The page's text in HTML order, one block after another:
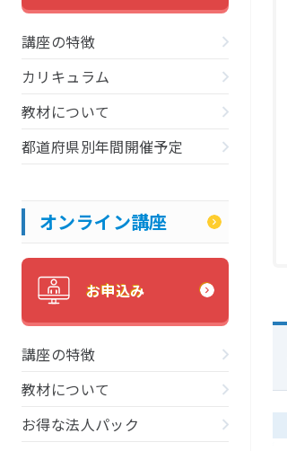
講座の特徴
カリキュラム
教材について
都道府県別年間開催予定
オンライン講座
お申込み
講座の特徴
教材について
お得な法人パック